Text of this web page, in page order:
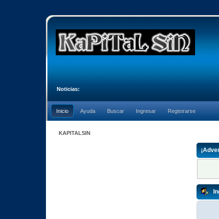
Noticias:
Inicio Ayuda Buscar Ingresar Registrarse
KAPITALSIN